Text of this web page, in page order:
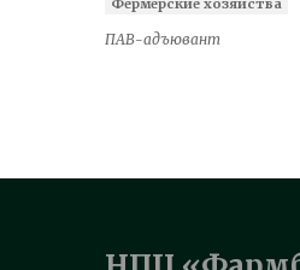
Фермерские хозяйства
ПАВ-адъювант